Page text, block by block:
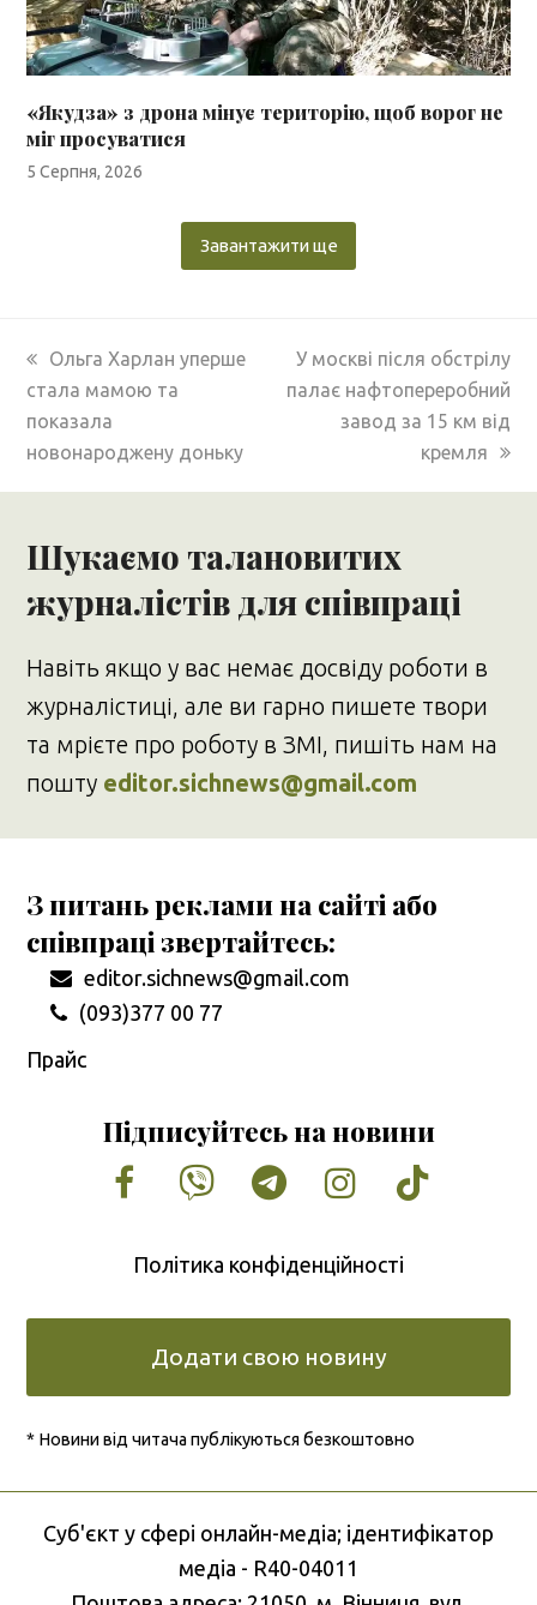
«Якудза» з дрона мінує територію, щоб ворог не
міг просуватися
5 Серпня, 2026
Завантажити ще
previous
post:
Ольга Харлан уперше
стала мамою та
показала
новонароджену доньку
next
post:
У москві після обстрілу
палає нафтопереробний
завод за 15 км від
кремля
Шукаємо талановитих
журналістів для співпраці
Навіть якщо у вас немає досвіду роботи в
журналістиці, але ви гарно пишете твори
та мрієте про роботу в ЗМІ, пишіть нам на
пошту editor.sichnews@gmail.com
З питань реклами на сайті або
співпраці звертайтесь:
editor.sichnews@gmail.com
(093)377 00 77
Прайс
Підписуйтесь на новини
Facebook
VimeoTumblrInstagram
Tiktok
Політика конфіденційності
Додати свою новину
* Новини від читача публікуються безкоштовно
Cуб'єкт у сфері онлайн-медіа; ідентифікатор
медіа - R40-04011